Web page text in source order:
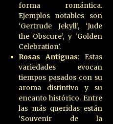
forma romántica.
Ejemplos notables son
‘Gertrude Jekyll’, ‘Jude
the Obscure’, y ‘Golden
Celebration’.
Rosas Antiguas: Estas
variedades evocan
tiempos pasados con su
aroma distintivo y su
encanto histórico. Entre
las más queridas están
‘Souvenir de la